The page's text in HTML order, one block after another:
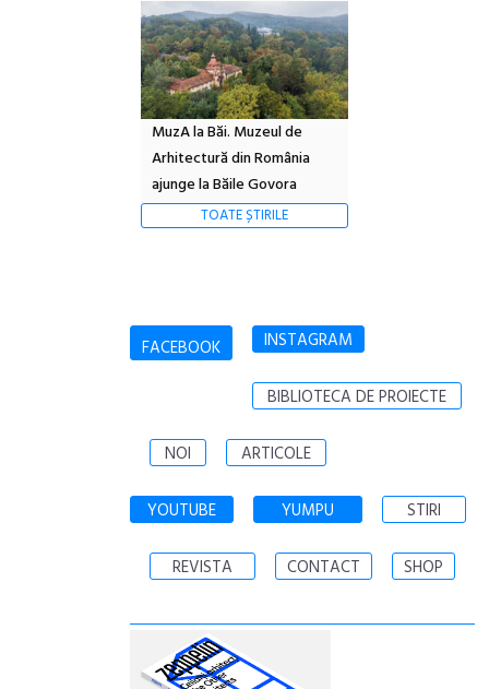
MuzA la Băi. Muzeul de
Arhitectură din România
ajunge la Băile Govora
TOATE ȘTIRILE
FACEBOOK INSTAGRAM
BIBLIOTECA DE PROIECTE
NOI ARTICOLE
YOUTUBE YUMPU STIRI
REVISTA CONTACT SHOP